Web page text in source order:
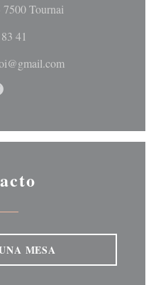
7500 Tournai((abre en una nueva
41
((abre en una nueva
MESA